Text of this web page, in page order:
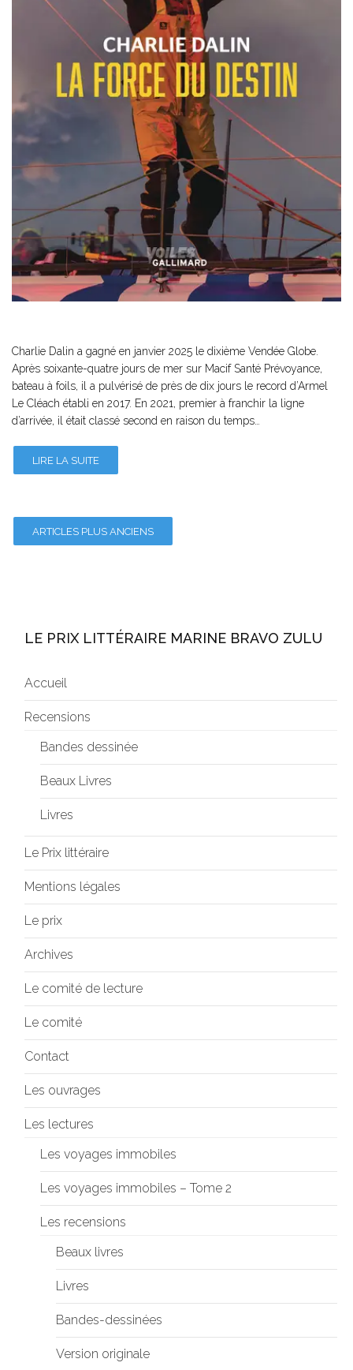
Charlie Dalin a gagné en janvier 2025 le dixième Vendée Globe.
Après soixante-quatre jours de mer sur Macif Santé Prévoyance,
bateau à foils, il a pulvérisé de près de dix jours le record d’Armel
Le Cléach établi en 2017. En 2021, premier à franchir la ligne
d’arrivée, il était classé second en raison du temps…
LIRE LA SUITE
ARTICLES PLUS ANCIENS
LE PRIX LITTÉRAIRE MARINE BRAVO ZULU
Accueil
Recensions
Bandes dessinée
Beaux Livres
Livres
Le Prix littéraire
Mentions légales
Le prix
Archives
Le comité de lecture
Le comité
Contact
Les ouvrages
Les lectures
Les voyages immobiles
Les voyages immobiles – Tome 2
Les recensions
Beaux livres
Livres
Bandes-dessinées
Version originale